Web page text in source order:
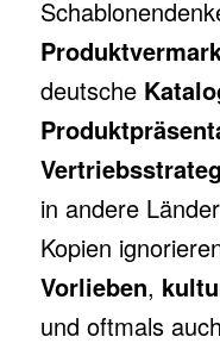
deutsche
in andere
Kopien
Vorlieben,
und oftmals auch